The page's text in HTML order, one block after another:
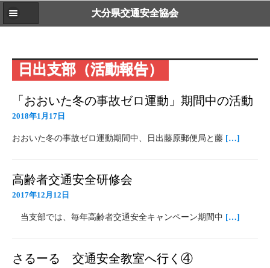
大分県交通安全協会
日出支部（活動報告）
「おおいた冬の事故ゼロ運動」期間中の活動
2018年1月17日
おおいた冬の事故ゼロ運動期間中、日出藤原郵便局と藤 […]
高齢者交通安全研修会
2017年12月12日
当支部では、毎年高齢者交通安全キャンペーン期間中 […]
さるーる 交通安全教室へ行く④